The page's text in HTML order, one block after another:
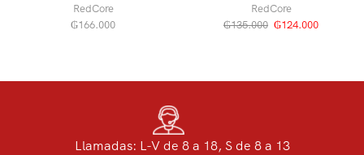
RedCore
₲166.000
RedCore
₲135.000 ₲124.000
Llamadas: L-V de 8 a 18, S de 8 a 13